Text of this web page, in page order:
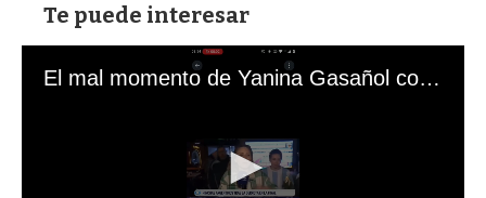
Te puede interesar
El mal momento de Yanina Gasañol con un hincha argentino en "Subrayado"